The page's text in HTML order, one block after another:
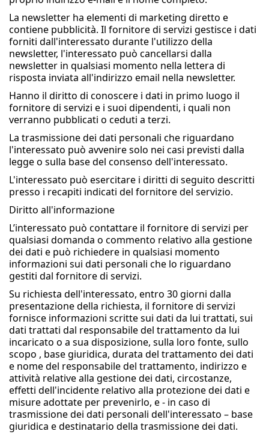
La newsletter ha elementi di marketing diretto e
contiene pubblicità. Il fornitore di servizi gestisce i dati
forniti dall'interessato durante l'utilizzo della
newsletter, l'interessato può cancellarsi dalla
newsletter in qualsiasi momento nella lettera di
risposta inviata all'indirizzo email nella newsletter.
Hanno il diritto di conoscere i dati in primo luogo il
fornitore di servizi e i suoi dipendenti, i quali non
verranno pubblicati o ceduti a terzi.
La trasmissione dei dati personali che riguardano
l'interessato può avvenire solo nei casi previsti dalla
legge o sulla base del consenso dell'interessato.
L'interessato può esercitare i diritti di seguito descritti
presso i recapiti indicati del fornitore del servizio.
Diritto all'informazione
L’interessato può contattare il fornitore di servizi per
qualsiasi domanda o commento relativo alla gestione
dei dati e può richiedere in qualsiasi momento
informazioni sui dati personali che lo riguardano
gestiti dal fornitore di servizi.
Su richiesta dell'interessato, entro 30 giorni dalla
presentazione della richiesta, il fornitore di servizi
fornisce informazioni scritte sui dati da lui trattati, sui
dati trattati dal responsabile del trattamento da lui
incaricato o a sua disposizione, sulla loro fonte, sullo
scopo , base giuridica, durata del trattamento dei dati
e nome del responsabile del trattamento, indirizzo e
attività relative alla gestione dei dati, circostanze,
effetti dell'incidente relativo alla protezione dei dati e
misure adottate per prevenirlo, e - in caso di
trasmissione dei dati personali dell'interessato – base
giuridica e destinatario della trasmissione dei dati.